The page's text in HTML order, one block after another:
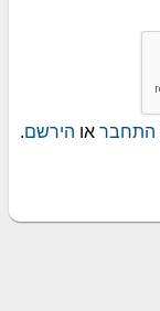
התחבר או הירשם.